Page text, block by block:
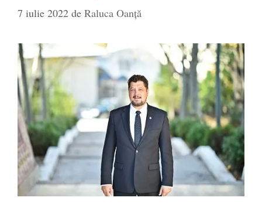
7 iulie 2022 de Raluca Oanță